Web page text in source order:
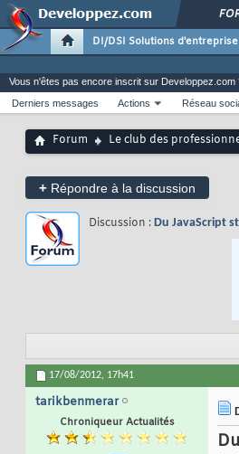
DI/DSI Solutions d'entreprise
Vous n'êtes pas encore inscrit sur Developpez.com
Derniers messages
Actions Réseau
Forum Le club des
+ Répondre à la discussion
Discussion : Du JavaScript
17/08/2012, 17h41
tarikbenmerar
Chroniqueur Actualités